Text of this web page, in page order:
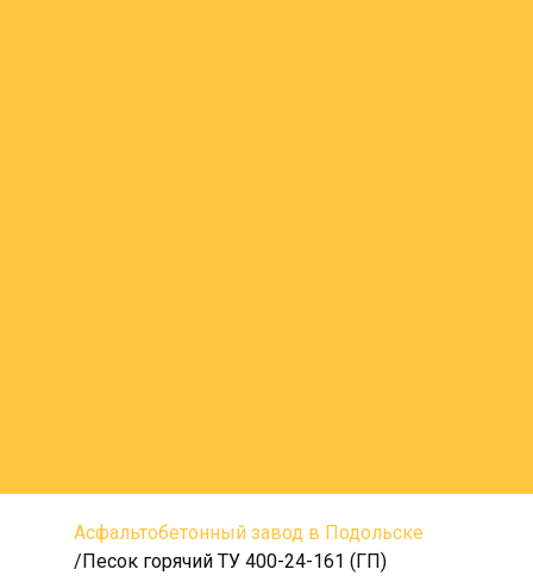
Асфальтобетонный завод в Подольске
Песок горячий ТУ 400-24-161 (ГП)